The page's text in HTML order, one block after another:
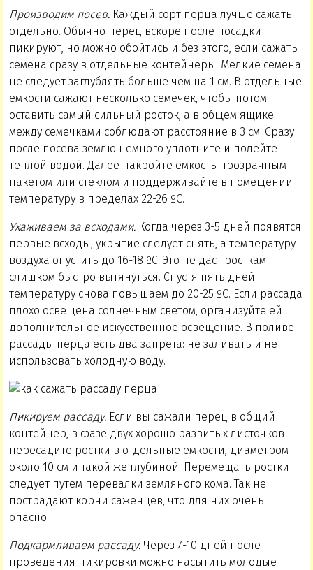
Производим посев. Каждый сорт перца лучше сажать
отдельно. Обычно перец вскоре после посадки
пикируют, но можно обойтись и без этого, если сажать
семена сразу в отдельные контейнеры. Мелкие семена
не следует заглублять больше чем на 1 см. В отдельные
емкости сажают несколько семечек, чтобы потом
оставить самый сильный росток, а в общем ящике
между семечками соблюдают расстояние в 3 см. Сразу
после посева землю немного уплотните и полейте
теплой водой. Далее накройте емкость прозрачным
пакетом или стеклом и поддерживайте в помещении
температуру в пределах 22-26 ºС.
Ухаживаем за всходами. Когда через 3-5 дней появятся
первые всходы, укрытие следует снять, а температуру
воздуха опустить до 16-18 ºС. Это не даст росткам
слишком быстро вытянуться. Спустя пять дней
температуру снова повышаем до 20-25 ºС. Если рассада
плохо освещена солнечным светом, организуйте ей
дополнительное искусственное освещение. В поливе
рассады перца есть два запрета: не заливать и не
использовать холодную воду.
Пикируем рассаду. Если вы сажали перец в общий
контейнер, в фазе двух хорошо развитых листочков
пересадите ростки в отдельные емкости, диаметром
около 10 см и такой же глубиной. Перемещать ростки
следует путем перевалки земляного кома. Так не
пострадают корни саженцев, что для них очень
опасно.
Подкармливаем рассаду. Через 7-10 дней после
проведения пикировки можно насытить молодые